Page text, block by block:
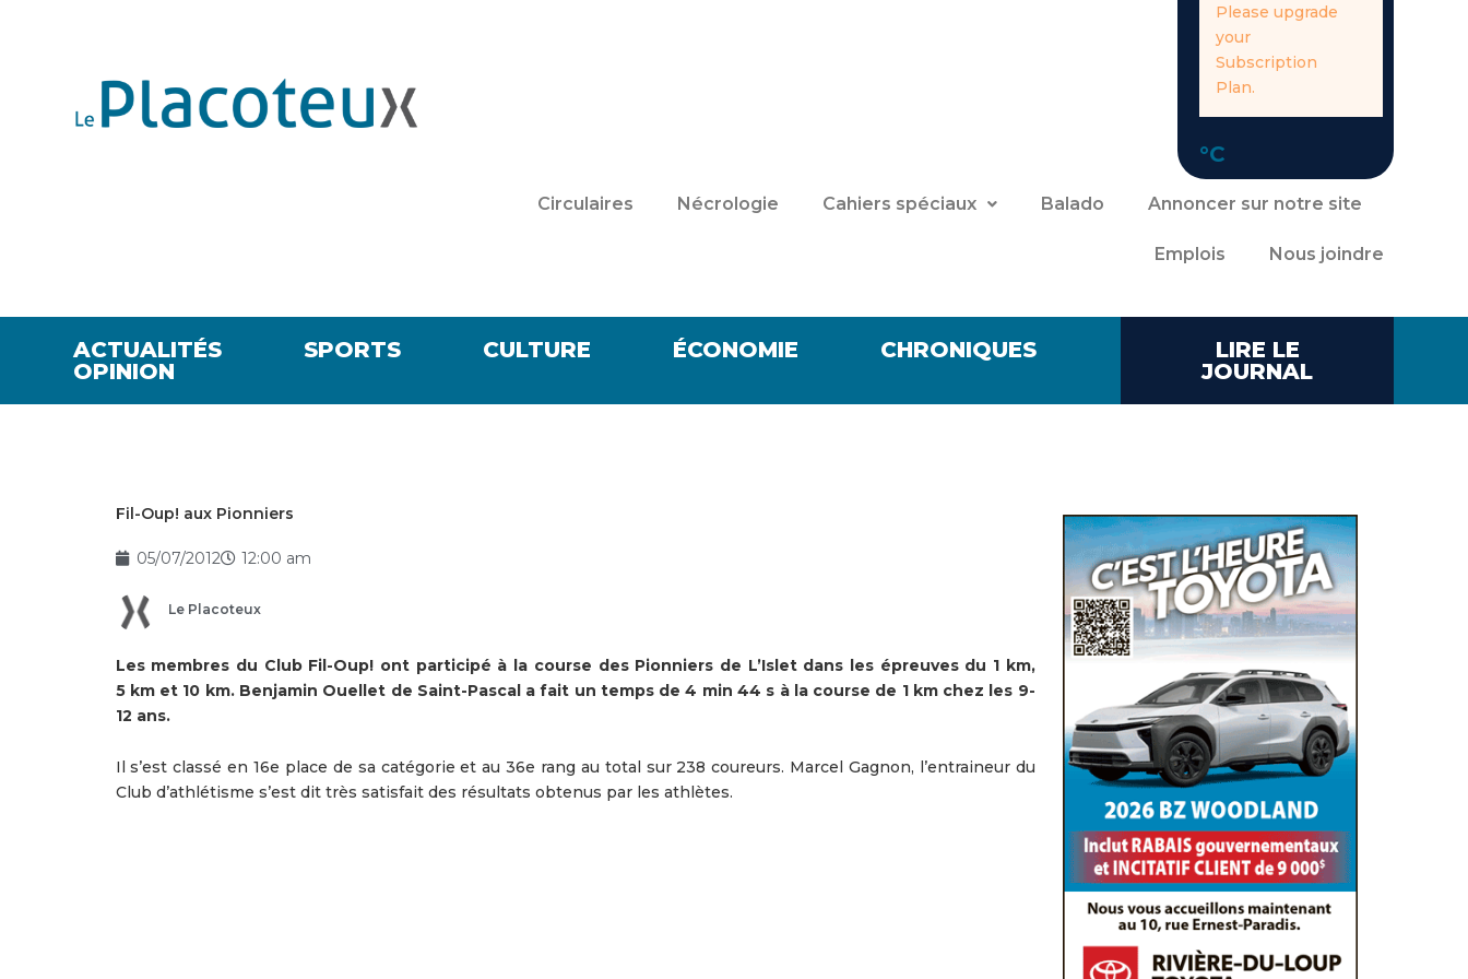
Please upgrade
your
Subscription
Plan.
°C
Circulaires Nécrologie Cahiers spéciaux Balado Annoncer sur notre site
Emplois Nous joindre
ACTUALITÉS SPORTS CULTURE ÉCONOMIE
CHRONIQUES
OPINION
LIRE LE
JOURNAL
Fil-Oup! aux Pionniers
05/07/2012 12:00 am
Le Placoteux
Les membres du Club Fil-Oup! ont participé à la course des Pionniers de L’Islet dans les épreuves du 1 km,
5 km et 10 km. Benjamin Ouellet de Saint-Pascal a fait un temps de 4 min 44 s à la course de 1 km chez les 9-
12 ans.
Il s’est classé en 16e place de sa catégorie et au 36e rang au total sur 238 coureurs. Marcel Gagnon, l’entraineur du
Club d’athlétisme s’est dit très satisfait des résultats obtenus par les athlètes.